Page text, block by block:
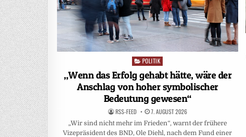
Posted
in
POLITIK
„Wenn das Erfolg gehabt hätte, wäre der
Anschlag von hoher symbolischer
Bedeutung gewesen“
RSS-FEED 7. AUGUST 2026
„Wir sind nicht mehr im Frieden“, warnt der frühere
Vizepräsident des BND, Ole Diehl, nach dem Fund einer